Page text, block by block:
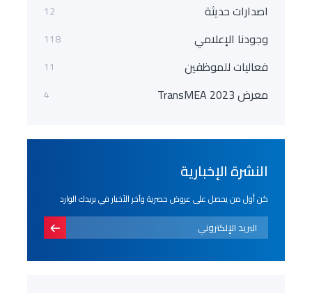
اصدارات حديثة 12
وجودنا الإعلامي 118
فعاليات للموظفين 11
معرض TransMEA 2023 4
النشرة الإخبارية
كن أول من يحصل على عروض حصرية وآخر الأخبار في بريدك الوارد